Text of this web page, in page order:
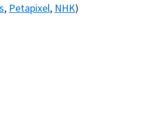
, Petapixel, NHK)